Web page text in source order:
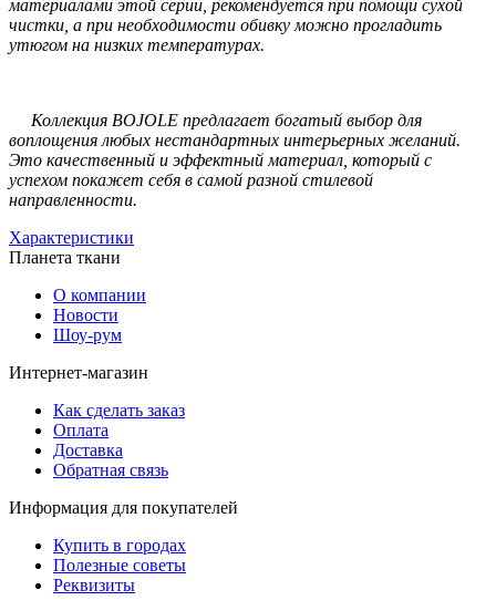
материалами этой серии, рекомендуется при помощи сухой
чистки, а при необходимости обивку можно прогладить
утюгом на низких температурах.
Коллекция BOJOLE предлагает богатый выбор для
воплощения любых нестандартных интерьерных желаний.
Это качественный и эффектный материал, который с
успехом покажет себя в самой разной стилевой
направленности.
Характеристики
Планета ткани
О компании
Новости
Шоу-рум
Интернет-магазин
Как сделать заказ
Оплата
Доставка
Обратная связь
Информация для покупателей
Купить в городах
Полезные советы
Реквизиты